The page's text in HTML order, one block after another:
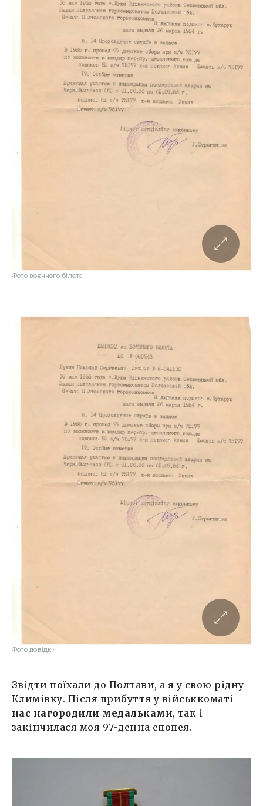
Фото воєнного білета
Фото довідки
Звідти поїхали до Полтави, а я у свою рідну
Климівку. Після прибуття у військкоматі
нас нагородили медальками, так і
закінчилася моя 97-денна епопея.